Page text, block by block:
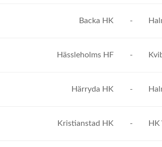
Backa HK -
Hässleholms HF -
Härryda HK -
Kristianstad HK - HK